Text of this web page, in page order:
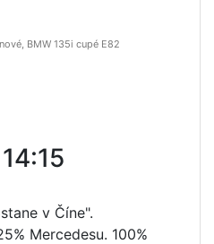
BMW 135i cupé E82
v Číne".
Mercedesu. 100%